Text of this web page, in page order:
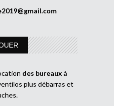
des bureaux à
plus débarras et